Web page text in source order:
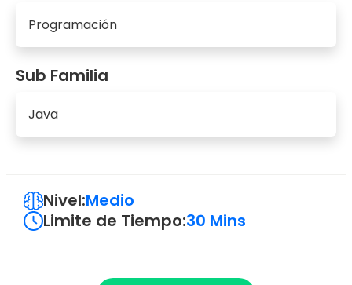
Programación
Sub Familia
Java
Nivel:Medio
Limite de Tiempo:30 Mins